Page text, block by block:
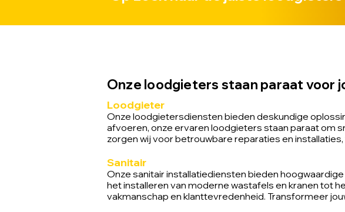
Onze loodgieters staan paraat voor
Loodgieter
Onze loodgietersdiensten bieden deskundige
afvoeren, onze ervaren loodgieters staan paraat om
zorgen wij voor betrouwbare reparaties en
Sanitair
Onze sanitair installatiediensten bieden
het installeren van moderne wastafels en kranen tot
vakmanschap en klanttevredenheid. Transformeer